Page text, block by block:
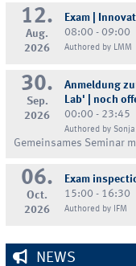
12.
Aug.
2026
Exam |
08:00 - 09:00
Authored by LMM
30.
Sep.
2026
Anmeldung
Lab' | noch
00:00 - 23:45
Authored by
Gemeinsames Seminar
06.
Oct.
2026
Exam
15:00 - 16:30
Authored by IFM
NEWS